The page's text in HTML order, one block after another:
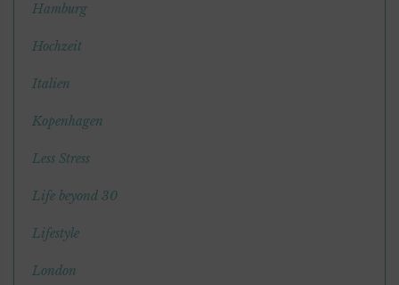
Hamburg
Hochzeit
Italien
Kopenhagen
Less Stress
Life beyond 30
Lifestyle
London